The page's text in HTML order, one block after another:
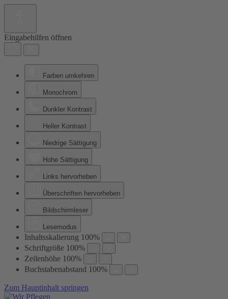
Eingabehilfen öffnen
Farben umkehren
Monochrom
Dunkler Kontrast
Heller Kontrast
Niedrige Sättigung
Hohe Sättigung
Links hervorheben
Überschriften hervorheben
Bildschirmleser
Lesemodus
Inhaltsskalierung 100%
Schriftgröße 100%
Zeilenhöhe 100%
Buchstabenabstand 100%
Zum Hauptinhalt springen